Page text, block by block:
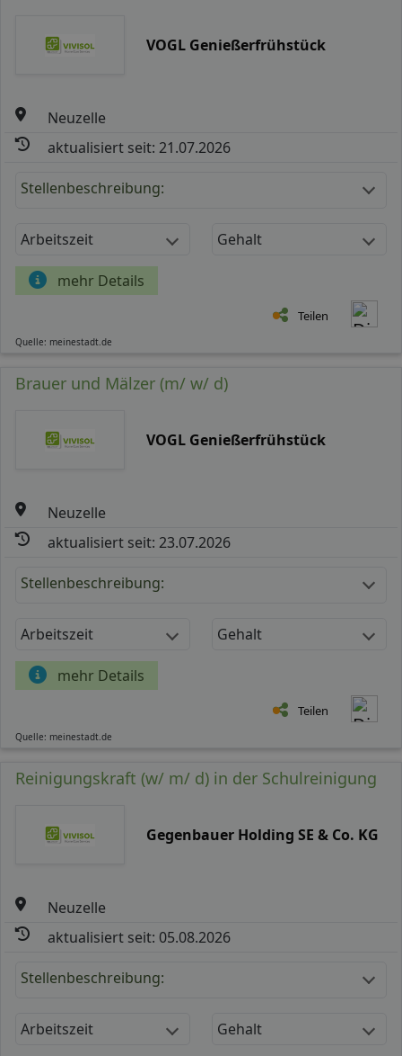
VOGL Genießerfrühstück
Neuzelle
aktualisiert seit: 21.07.2026
Stellenbeschreibung:
Arbeitszeit Gehalt
mehr Details
Teilen
Quelle: meinestadt.de
Brauer und Mälzer (m/ w/ d)
VOGL Genießerfrühstück
Neuzelle
aktualisiert seit: 23.07.2026
Stellenbeschreibung:
Arbeitszeit Gehalt
mehr Details
Teilen
Quelle: meinestadt.de
Reinigungskraft (w/ m/ d) in der Schulreinigung
Gegenbauer Holding SE & Co. KG
Neuzelle
aktualisiert seit: 05.08.2026
Stellenbeschreibung:
Arbeitszeit Gehalt